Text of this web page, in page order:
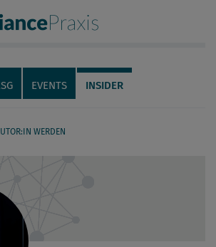
Praxis
EVENTS INSIDER
WERDEN